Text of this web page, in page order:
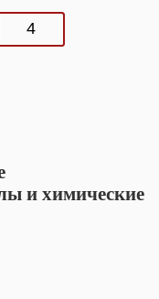
4
и химические